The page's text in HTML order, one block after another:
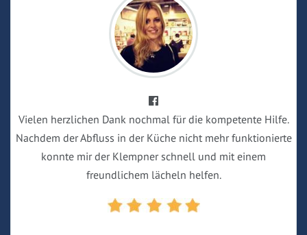
Vielen herzlichen Dank nochmal für die kompetente Hilfe.
Nachdem der Abfluss in der Küche nicht mehr funktionierte
konnte mir der Klempner schnell und mit einem
freundlichem lächeln helfen.